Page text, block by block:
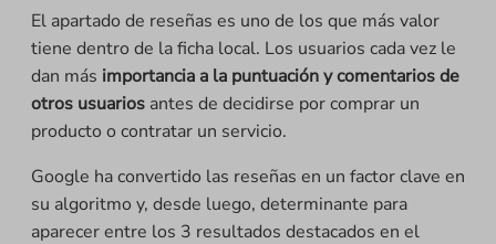
El apartado de reseñas es uno de los que más valor
tiene dentro de la ficha local. Los usuarios cada vez le
dan más importancia a la puntuación y comentarios de
otros usuarios antes de decidirse por comprar un
producto o contratar un servicio.
Google ha convertido las reseñas en un factor clave en
su algoritmo y, desde luego, determinante para
aparecer entre los 3 resultados destacados en el